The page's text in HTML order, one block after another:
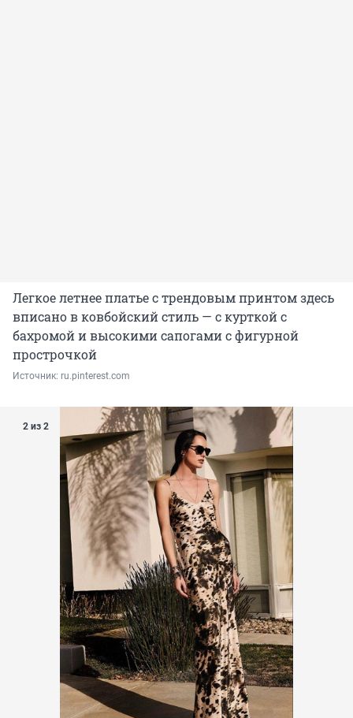
Легкое летнее платье с трендовым принтом здесь
вписано в ковбойский стиль — с курткой с
бахромой и высокими сапогами с фигурной
прострочкой
Источник: ru.pinterest.com
2 из 2